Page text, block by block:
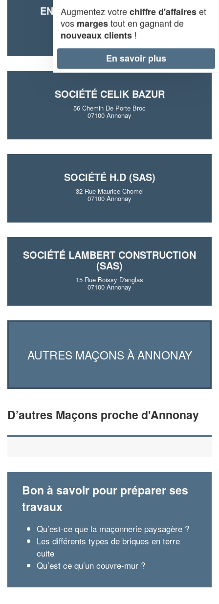
ENTREPRISE OLIVEIRA (SAS)
68 Avenue Rhin Danube
07100 Annonay
SOCIÉTÉ CELIK BAZUR
56 Chemin De Porte Broc
07100 Annonay
SOCIÉTÉ H.D (SAS)
32 Rue Maurice Chomel
07100 Annonay
SOCIÉTÉ LAMBERT CONSTRUCTION
(SAS)
15 Rue Boissy D'anglas
07100 Annonay
AUTRES MAÇONS À ANNONAY
D’autres Maçons proche d'Annonay
Bon à savoir pour préparer ses
travaux
Qu’est-ce que la maçonnerie paysagère ?
Les différents types de briques en terre
cuite
Qu’est ce qu’un couvre-mur ?
Augmentez votrechiffre d'affaireset
vos margestout en gagnant de
nouveaux clients !
En savoir plus